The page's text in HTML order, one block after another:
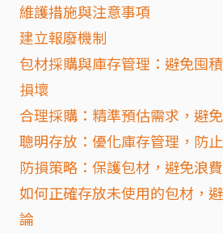
維護措施與注意事項
建立報廢機制
包材採購與庫存管理：避免囤
損壞
合理採購：精準預估需求，避
聰明存放：優化庫存管理，防
防損策略：保護包材，避免浪費
如何正確存放未使用的包材，
論